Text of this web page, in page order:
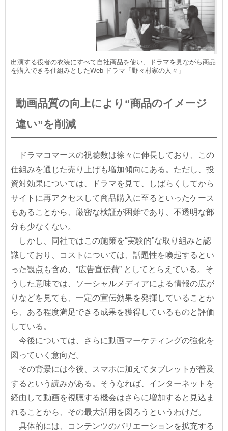
出演する役者の衣装にすべて自社商品を使い、ドラマを見ながら商品
を購入できる仕組みとしたWeb ドラマ「野々村家の人々」
動画品質の向上により“商品のイメージ
違い”を削減
ドラマコマースの視聴数は徐々に伸長しており、この
仕組みを通じた売り上げも増加傾向にある。ただし、投
資対効果については、ドラマを見て、しばらくしてから
サイトに再アクセスして商品購入に至るといったケース
もあることから、厳密な検証が困難であり、不透明な部
分も少なくない。
しかし、同社ではこの施策を“実験的”な取り組みと認
識しており、コストについては、話題性を喚起するとい
った観点も含め、“広告宣伝費” としてとらえている。そ
うした意味では、ソーシャルメディアによる情報の広が
りなどを見ても、一定の宣伝効果を発揮していることか
ら、ある程度満足できる成果を獲得しているものと評価
している。
今後については、さらに動画マーケティングの強化を
図っていく意向だ。
その背景には今後、スマホに加えてタブレットが普及
するという読みがある。そうなれば、インターネットを
経由して動画を視聴する機会はさらに増加すると見込ま
れることから、その最大活用を図ろうというわけだ。
具体的には、コンテンツのバリエーションを拡充する